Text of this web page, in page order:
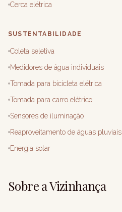
Cerca elétrica
SUSTENTABILIDADE
Coleta seletiva
Medidores de água individuais
Tomada para bicicleta elétrica
Tomada para carro elétrico
Sensores de iluminação
Reaproveitamento de águas pluviais
Energia solar
Sobre a Vizinhança